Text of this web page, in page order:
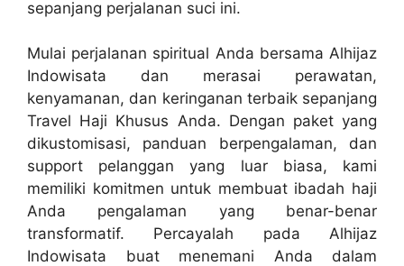
sepanjang perjalanan suci ini.
Mulai perjalanan spiritual Anda bersama Alhijaz
Indowisata dan merasai perawatan,
kenyamanan, dan keringanan terbaik sepanjang
Travel Haji Khusus Anda. Dengan paket yang
dikustomisasi, panduan berpengalaman, dan
support pelanggan yang luar biasa, kami
memiliki komitmen untuk membuat ibadah haji
Anda pengalaman yang benar-benar
transformatif. Percayalah pada Alhijaz
Indowisata buat menemani Anda dalam